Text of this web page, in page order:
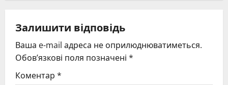
v
i
g
Залишити відповідь
Ваша e-mail адреса не оприлюднюватиметься.
Обов’язкові поля позначені *
Коментар *